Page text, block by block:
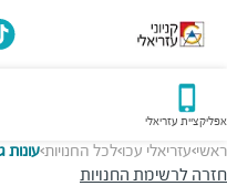
אפליקציית עזריאלי
ראשי>עזריאלי עכו>לכל החנויות>עונות
חזרה לרשימת החנויות